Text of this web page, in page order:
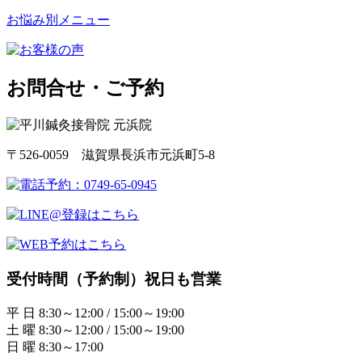
お悩み別メニュー
お問合せ・ご予約
〒526-0059 滋賀県長浜市元浜町5-8
受付時間（予約制）祝日も営業
平 日 8:30～12:00 / 15:00～19:00
土 曜 8:30～12:00 / 15:00～19:00
日 曜 8:30～17:00